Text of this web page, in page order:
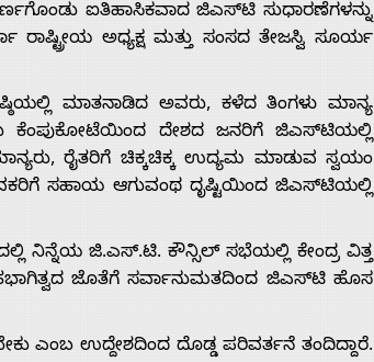
ಐತಿಹಾಸಿಕವಾದ ಜಿಎಸ್‍ಟಿ ಸುಧಾರಣೆಗಳನ್ನು
ಅಧ್ಯಕ್ಷ ಮತ್ತು ಸಂಸದ ತೇಜಸ್ವಿ ಸೂರ್ಯ
ಮಾತನಾಡಿದ ಅವರು, ಕಳೆದ ತಿಂಗಳು ಮಾನ್ಯ
ಕೆಂಪುಕೋಟೆಯಿಂದ ದೇಶದ ಜನರಿಗೆ ಜಿಎಸ್‍ಟಿಯಲ್ಲಿ
ರೈತರಿಗೆ ಚಿಕ್ಕಚಿಕ್ಕ ಉದ್ಯಮ ಮಾಡುವ ಸ್ವಯಂ
ಸಹಾಯ ಆಗುವಂಥ ದೃಷ್ಟಿಯಿಂದ ಜಿಎಸ್‍ಟಿಯಲ್ಲಿ
ನಿನ್ನೆಯ ಜಿ.ಎಸ್.ಟಿ. ಕೌನ್ಸಿಲ್ ಸಭೆಯಲ್ಲಿ ಕೇಂದ್ರ ವಿತ್ತ
ಜೊತೆಗೆ ಸರ್ವಾನುಮತದಿಂದ ಜಿಎಸ್‍ಟಿ ಹೊಸ
ಎಂಬ ಉದ್ದೇಶದಿಂದ ದೊಡ್ಡ ಪರಿವರ್ತನೆ ತಂದಿದ್ದಾರೆ.